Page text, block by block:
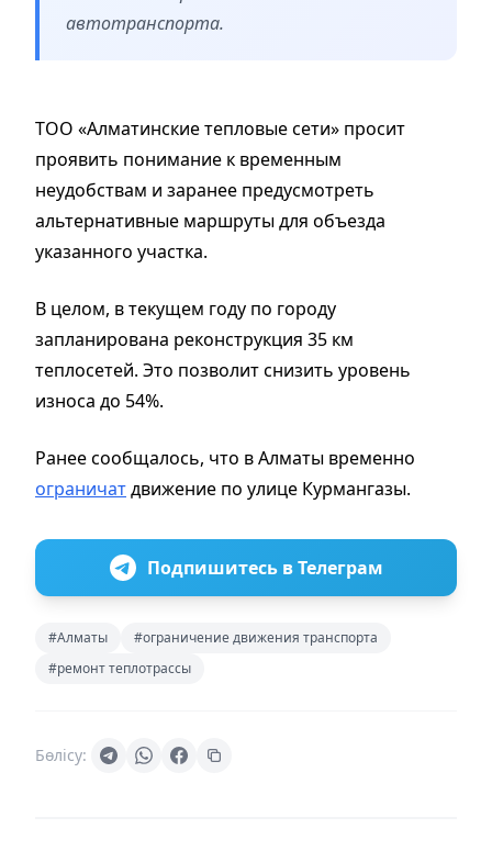
автотранспорта.
ТОО «Алматинские тепловые сети» просит
проявить понимание к временным
неудобствам и заранее предусмотреть
альтернативные маршруты для объезда
указанного участка.
В целом, в текущем году по городу
запланирована реконструкция 35 км
теплосетей. Это позволит снизить уровень
износа до 54%.
Ранее сообщалось, что в Алматы временно
ограничатдвижение по улице Курмангазы.
Подпишитесь в Телеграм
#Алматы
#ограничение движения транспорта
#ремонт теплотрассы
Бөлісу: